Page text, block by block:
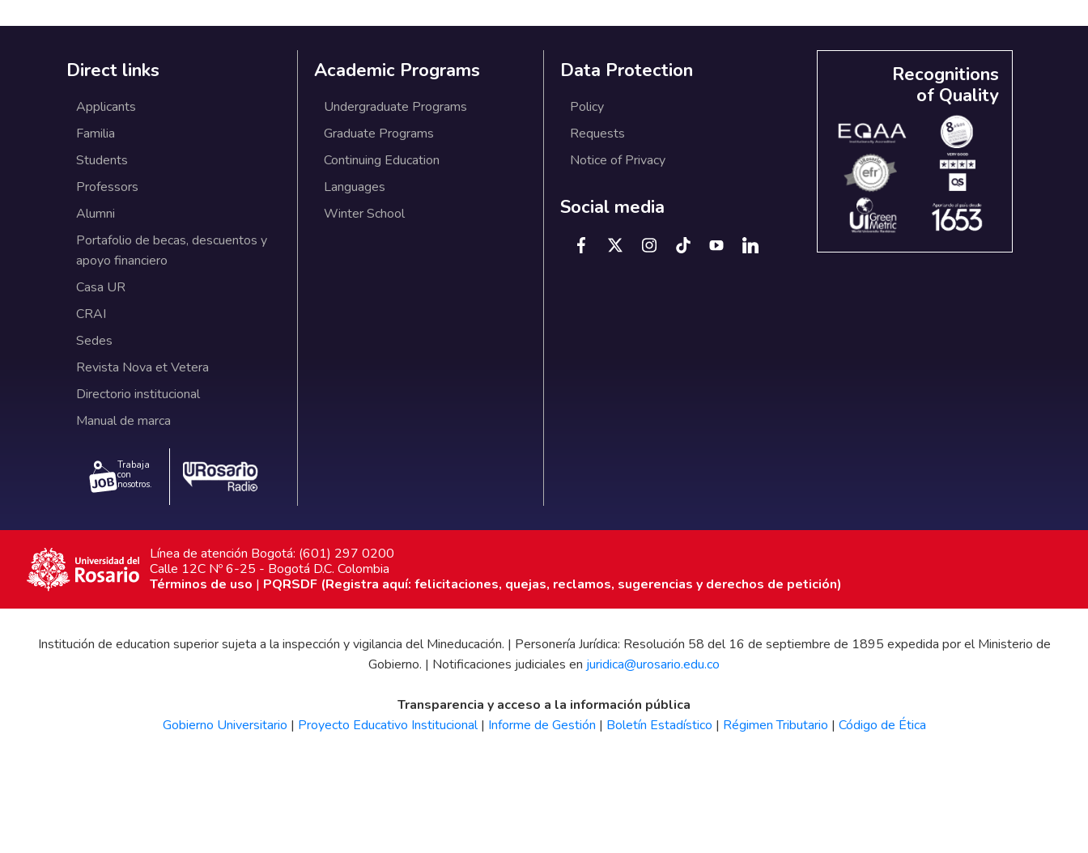
Direct links
Applicants
Familia
Students
Professors
Alumni
Portafolio de becas, descuentos y
apoyo financiero
Casa UR
CRAI
Sedes
Revista Nova et Vetera
Directorio institucional
Manual de marca
Trabaja
con
nosotros.
Academic Programs
Undergraduate Programs
Graduate Programs
Continuing Education
Languages
Winter School
Data Protection
Policy
Requests
Notice of Privacy
Social media
Recognitions
of Quality
Línea de atención Bogotá: (601) 297 0200
Calle 12C Nº 6-25 - Bogotá D.C. Colombia
Términos de uso | PQRSDF (Registra aquí: felicitaciones, quejas, reclamos, sugerencias y derechos de petición)
Institución de education superior sujeta a la inspección y vigilancia del Mineducación. | Personería Jurídica: Resolución 58 del 16 de septiembre de 1895 expedida por el Ministerio de
Gobierno. | Notificaciones judiciales en juridica@urosario.edu.co
Transparencia y acceso a la información pública
Gobierno Universitario | Proyecto Educativo Institucional| Informe de Gestión | Boletín Estadístico | Régimen Tributario | Código de Ética